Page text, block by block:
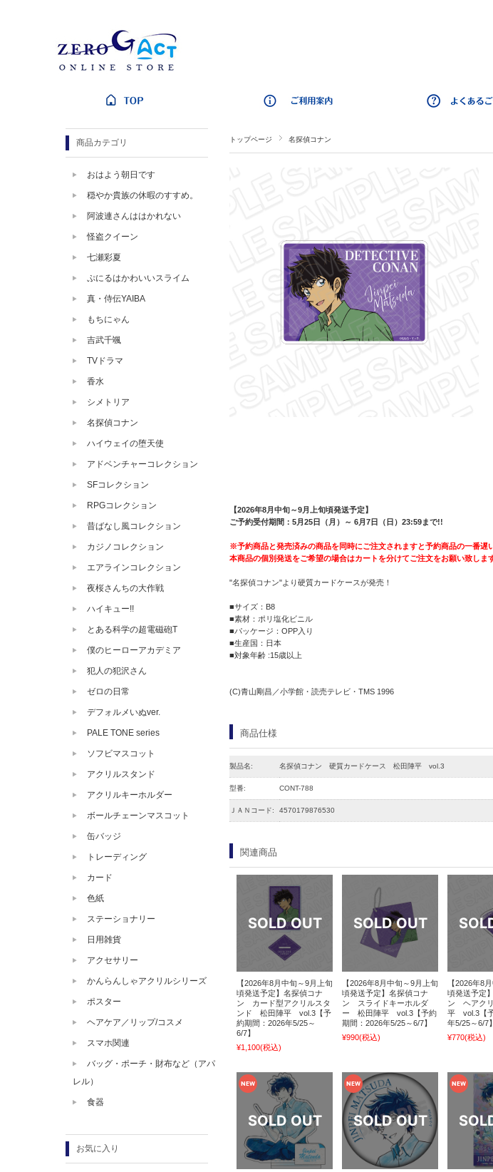
トップページ 名探偵コナン
【2026年8月中旬～9月上旬頃発送予定】
ご予約受付期間：5月25日（月）～ 6月7日（日）23:59まで!!
※予約商品と発売済みの商品を同時にご注文されますと予約商品の一番遅
本商品の個別発送をご希望の場合はカートを分けてご注文をお願い致します
"名探偵コナン"より硬質カードケースが発売！
■サイズ：B8
■素材：ポリ塩化ビニル
■パッケージ：OPP入り
■生産国：日本
■対象年齢 :15歳以上
(C)青山剛昌／小学館・読売テレビ・TMS 1996
商品仕様
製品名: 名探偵コナン 硬質カードケース 松田陣平 vol.3
型番: CONT-788
ＪＡＮコード: 4570179876530
関連商品
【2026年8月中旬～9月上旬
頃発送予定】名探偵コナ
ン カード型アクリルスタ
ンド 松田陣平 vol.3【予
約期間：2026年5/25～
6/7】
¥1,100(税込)
【2026年8月中旬～9月上旬
頃発送予定】名探偵コナ
ン スライドキーホルダ
ー 松田陣平 vol.3【予約
期間：2026年5/25～6/7】
¥990(税込)
【2026年8
頃発送予定
ン ヘアク
平 vol.3【
年5/25～6/7】
¥770(税込)
商品カテゴリ
おはよう朝日です
穏やか貴族の休暇のすすめ。
阿波連さんははかれない
怪盗クイーン
七瀬彩夏
ぷにるはかわいいスライム
真・侍伝YAIBA
もちにゃん
吉武千颯
TVドラマ
香水
シメトリア
名探偵コナン
ハイウェイの堕天使
アドベンチャーコレクション
SFコレクション
RPGコレクション
昔ばなし風コレクション
カジノコレクション
エアラインコレクション
夜桜さんちの大作戦
ハイキュー!!
とある科学の超電磁砲T
僕のヒーローアカデミア
犯人の犯沢さん
ゼロの日常
デフォルメいぬver.
PALE TONE series
ソフビマスコット
アクリルスタンド
アクリルキーホルダー
ボールチェーンマスコット
缶バッジ
トレーディング
カード
色紙
ステーショナリー
日用雑貨
アクセサリー
かんらんしゃアクリルシリーズ
ポスター
ヘアケア／リップ/コスメ
スマホ関連
バッグ・ポーチ・財布など（アパ
レル）
食器
お気に入り